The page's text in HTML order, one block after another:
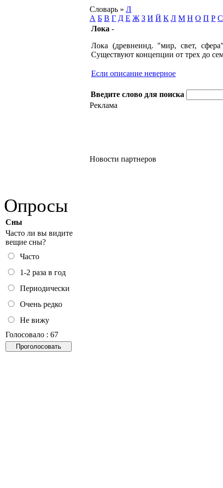
Опросы
Сны
Часто ли вы видите
вещие сны?
Часто
1-2 раза в год
Периодически
Очень редко
Не вижу
Голосовало : 67
Словарь » Л
А Б В Г Д Е Ж З И Й К Л М Н О П Р С
Лока -
Лока (древнеинд. "мир, свет,
Существуют концепции от трех до
Если описание неверное
Введите слово для поиска
Реклама
Новости партнеров